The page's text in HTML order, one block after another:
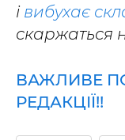
і вибухає
скаржаться
ВАЖЛИВЕ
РЕДАКЦІЇ!!